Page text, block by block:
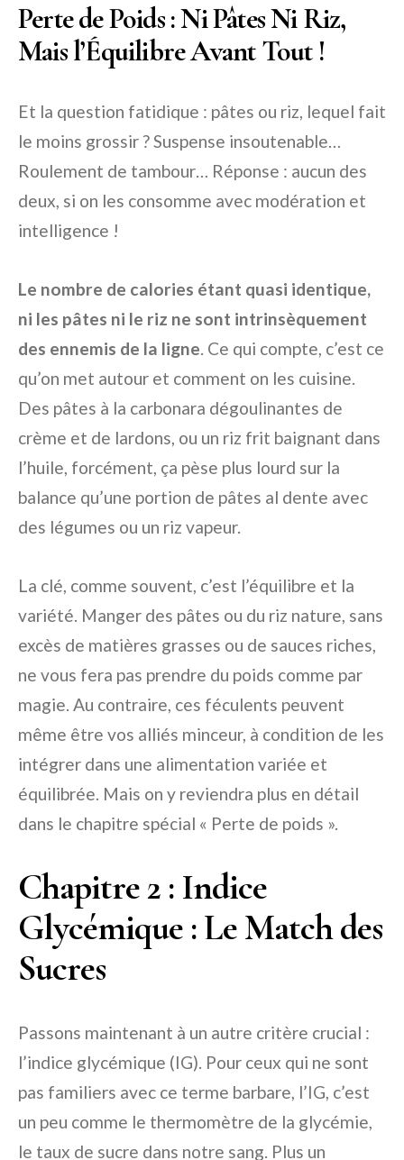
Perte de Poids : Ni Pâtes Ni Riz,
Mais l’Équilibre Avant Tout !
Et la question fatidique : pâtes ou riz, lequel fait
le moins grossir ? Suspense insoutenable…
Roulement de tambour… Réponse : aucun des
deux, si on les consomme avec modération et
intelligence !
Le nombre de calories étant quasi identique,
ni les pâtes ni le riz ne sont intrinsèquement
des ennemis de la ligne. Ce qui compte, c’est ce
qu’on met autour et comment on les cuisine.
Des pâtes à la carbonara dégoulinantes de
crème et de lardons, ou un riz frit baignant dans
l’huile, forcément, ça pèse plus lourd sur la
balance qu’une portion de pâtes al dente avec
des légumes ou un riz vapeur.
La clé, comme souvent, c’est l’équilibre et la
variété. Manger des pâtes ou du riz nature, sans
excès de matières grasses ou de sauces riches,
ne vous fera pas prendre du poids comme par
magie. Au contraire, ces féculents peuvent
même être vos alliés minceur, à condition de les
intégrer dans une alimentation variée et
équilibrée. Mais on y reviendra plus en détail
dans le chapitre spécial « Perte de poids ».
Chapitre 2 : Indice
Glycémique : Le Match des
Sucres
Passons maintenant à un autre critère crucial :
l’indice glycémique (IG). Pour ceux qui ne sont
pas familiers avec ce terme barbare, l’IG, c’est
un peu comme le thermomètre de la glycémie,
le taux de sucre dans notre sang. Plus un